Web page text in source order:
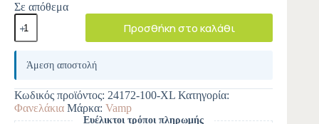
Σε απόθεμα
Προσθήκη στο καλάθι
A
e
r
n
Άμεση αποστολή
Κωδικός προϊόντος: 24172-100-XL Κατηγορία:
Φανελάκια Μάρκα: Vamp
Ευέλικτοι τρόποι πληρωμής